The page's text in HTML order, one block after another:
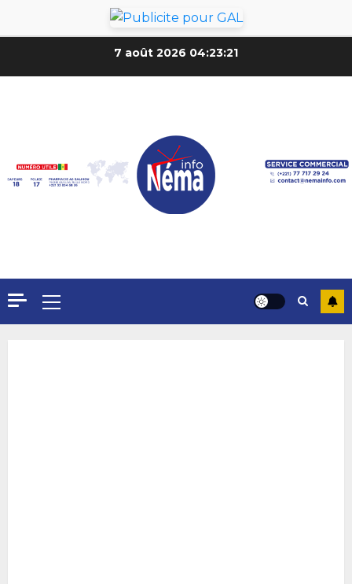
7 août 2026 04:23:24